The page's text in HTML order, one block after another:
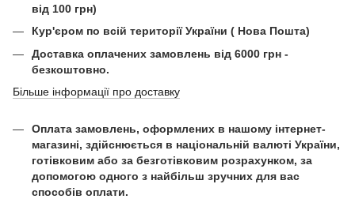
від 100 грн)
Кур'єром по всій території України ( Нова Пошта)
Доставка оплачених замовлень від 6000 грн -
безкоштовно.
Більше інформації про доставку
Оплата замовлень, оформлених в нашому інтернет-
магазині, здійснюється в національній валюті України,
готівковим або за безготівковим розрахунком, за
допомогою одного з найбільш зручних для вас
способів оплати.